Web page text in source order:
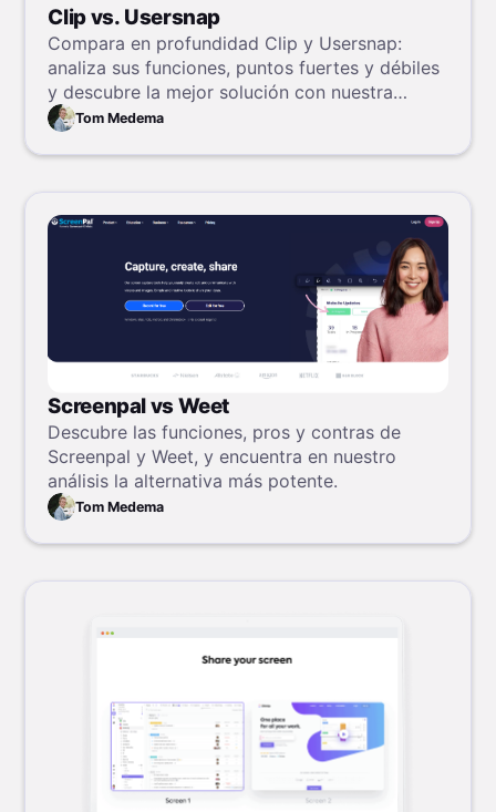
Clip vs. Usersnap
Compara en profundidad Clip y Usersnap:
analiza sus funciones, puntos fuertes y débiles
y descubre la mejor solución con nuestra
evaluación.
Tom Medema
Screenpal vs Weet
Descubre las funciones, pros y contras de
Screenpal y Weet, y encuentra en nuestro
análisis la alternativa más potente.
Tom Medema